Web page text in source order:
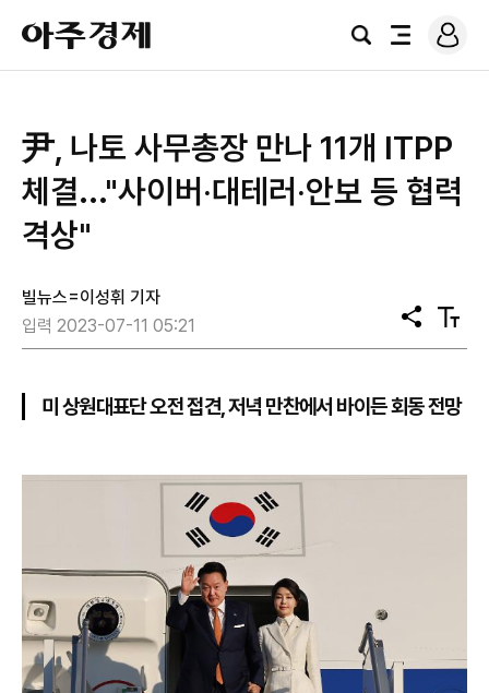
아
주
경
검
전
로
그
尹, 나토 사무총장 만나 11개 ITPP
체결..."사이버‧대테러‧안보 등 협력
격상"
빌뉴스=이성휘 기자
입력 2023-07-11 05:21
공
유
텍
스
기
미 상원대표단 오전 접견, 저녁 만찬에서 바이든 회동 전망